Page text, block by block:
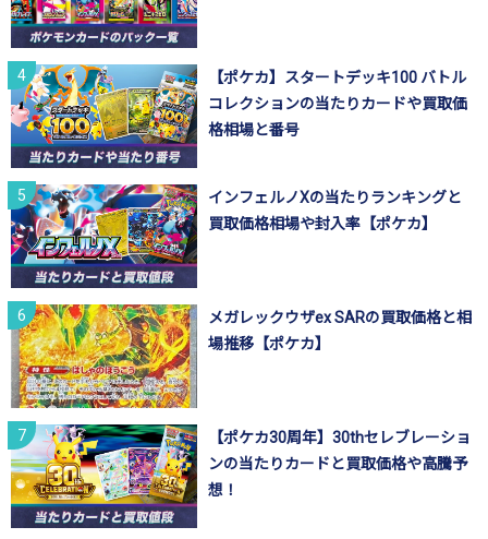
【ポケカ】スタートデッキ100 バトル
コレクションの当たりカードや買取価
格相場と番号
インフェルノXの当たりランキングと
買取価格相場や封入率【ポケカ】
メガレックウザex SARの買取価格と相
場推移【ポケカ】
【ポケカ30周年】30thセレブレーショ
ンの当たりカードと買取価格や高騰予
想！